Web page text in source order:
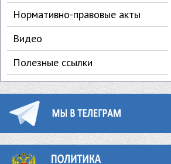
Нормативно-правовые акты
Видео
Полезные ссылки